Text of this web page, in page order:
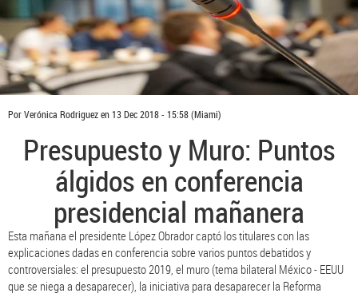
PorVerónica Rodriguezen13 Dec 2018 - 15:58(Miami)
Presupuesto y Muro: Puntos
álgidos en conferencia
presidencial mañanera
Esta mañana el presidente López Obrador captó los titulares con las
explicaciones dadas en conferencia sobre varios puntos debatidos y
controversiales: el presupuesto 2019, el muro (tema bilateral México - EEUU
que se niega a desaparecer), la iniciativa para desaparecer la Reforma